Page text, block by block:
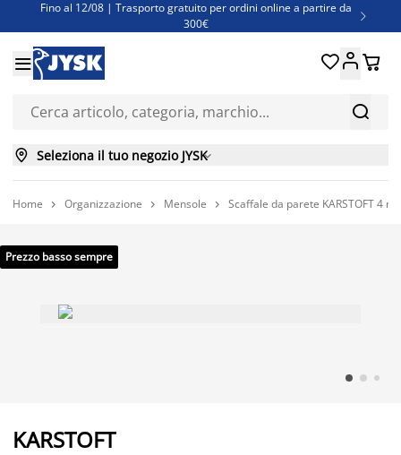
Fino al 12/08 | Trasporto gratuito per ordini online a partire da
300€

Super offerte d'estate | Oltre 1.500 articoli fino al 70%
Finanziamenti - Scegli il piano di rimborso più adatto a te


 
 Seleziona il tuo negozio JYSK
Home  Organizzazione  Mensole  Scaffale da parete KARSTOFT 4
Prezzo basso sempre
KARSTOFT